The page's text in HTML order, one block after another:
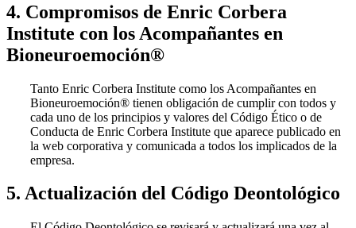
4. Compromisos de Enric Corbera
Institute con los Acompañantes en
Bioneuroemoción®
Tanto Enric Corbera Institute como los Acompañantes en
Bioneuroemoción® tienen obligación de cumplir con todos y
cada uno de los principios y valores del Código Ético o de
Conducta de Enric Corbera Institute que aparece publicado en
la web corporativa y comunicada a todos los implicados de la
empresa.
5. Actualización del Código Deontológico